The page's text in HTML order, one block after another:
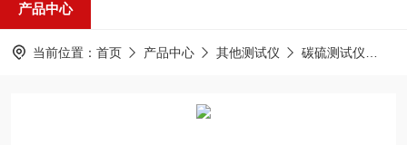
产品中心
当前位置： 首页 产品中心 其他测试仪 碳硫测试仪